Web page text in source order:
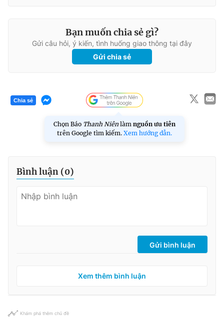
Bạn muốn chia sẻ gì?
Gửi câu hỏi, ý kiến, tình huống giao thông tại đây
Gửi chia sẻ
Chia sẻ
Chọn Báo Thanh Niên làm nguồn ưu tiên
trên Google tìm kiếm. Xem hướng dẫn.
Bình luận (0)
Gửi bình luận
Xem thêm bình luận
Khám phá thêm chủ đề